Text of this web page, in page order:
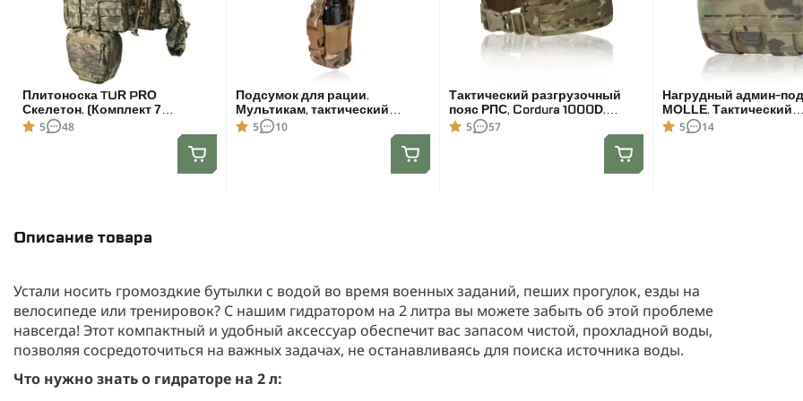
Описание товара
Устали носить громоздкие бутылки с водой во время военных заданий, пеших прогулок, езды на
велосипеде или тренировок? С нашим гидратором на 2 литра вы можете забыть об этой проблеме
навсегда! Этот компактный и удобный аксессуар обеспечит вас запасом чистой, прохладной воды,
позволяя сосредоточиться на важных задачах, не останавливаясь для поиска источника воды.
Что нужно знать о гидраторе на 2 л:
Плитоноска TUR PRO
Скелетон. (Комплект 7
подсумков) с системой
быстрого сброса. Molle. Цвет
5 48
Подсумок для рации.
Мультикам, тактический
подсумок для Motorola
5 10
Тактический разгрузочный
пояс РПС, Cordura 1000D.
Мультикам. L/XL
5 57
Нагрудный админ-
MOLLE. Тактический
подсумок. Мультикам
5 14